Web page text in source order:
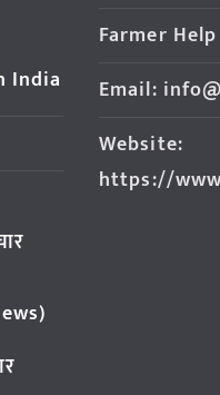
India
Farmer
Email:
Website:
https://